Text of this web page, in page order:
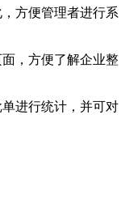
方便管理者进行系
，方便了解企业整
进行统计，并可对